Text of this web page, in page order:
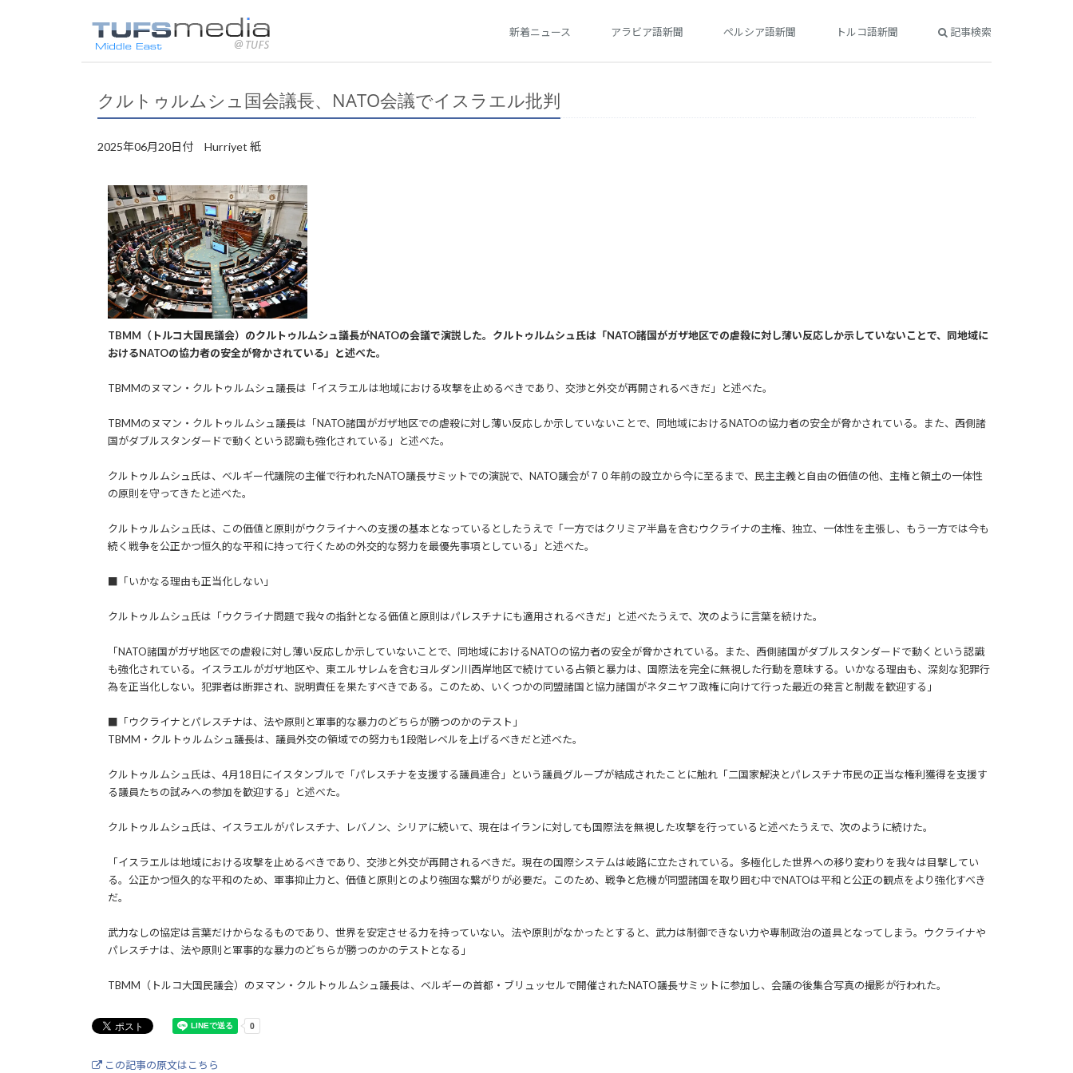
新着ニュース アラビア語新聞 ペルシア語新聞 トルコ語新聞 記事検索
クルトゥルムシュ国会議長、NATO会議でイスラエル批判
2025年06月20日付 Hurriyet 紙
TBMM（トルコ大国民議会）のクルトゥルムシュ議長がNATOの会議で演説した。クルトゥルムシュ氏は「NATO諸国がガザ地区での虐殺に対し薄い反応しか示していないことで、同地域に
おけるNATOの協力者の安全が脅かされている」と述べた。
TBMMのヌマン・クルトゥルムシュ議長は「イスラエルは地域における攻撃を止めるべきであり、交渉と外交が再開されるべきだ」と述べた。
TBMMのヌマン・クルトゥルムシュ議長は「NATO諸国がガザ地区での虐殺に対し薄い反応しか示していないことで、同地域におけるNATOの協力者の安全が脅かされている。また、西側諸
国がダブルスタンダードで動くという認識も強化されている」と述べた。
クルトゥルムシュ氏は、ベルギー代議院の主催で行われたNATO議長サミットでの演説で、NATO議会が７０年前の設立から今に至るまで、民主主義と自由の価値の他、主権と領土の一体性
の原則を守ってきたと述べた。
クルトゥルムシュ氏は、この価値と原則がウクライナへの支援の基本となっているとしたうえで「一方ではクリミア半島を含むウクライナの主権、独立、一体性を主張し、もう一方では今も
続く戦争を公正かつ恒久的な平和に持って行くための外交的な努力を最優先事項としている」と述べた。
■「いかなる理由も正当化しない」
クルトゥルムシュ氏は「ウクライナ問題で我々の指針となる価値と原則はパレスチナにも適用されるべきだ」と述べたうえで、次のように言葉を続けた。
「NATO諸国がガザ地区での虐殺に対し薄い反応しか示していないことで、同地域におけるNATOの協力者の安全が脅かされている。また、西側諸国がダブルスタンダードで動くという認識
も強化されている。イスラエルがガザ地区や、東エルサレムを含むヨルダン川西岸地区で続けている占領と暴力は、国際法を完全に無視した行動を意味する。いかなる理由も、深刻な犯罪行
為を正当化しない。犯罪者は断罪され、説明責任を果たすべきである。このため、いくつかの同盟諸国と協力諸国がネタニヤフ政権に向けて行った最近の発言と制裁を歓迎する」
■「ウクライナとパレスチナは、法や原則と軍事的な暴力のどちらが勝つのかのテスト」
TBMM・クルトゥルムシュ議長は、議員外交の領域での努力も1段階レベルを上げるべきだと述べた。
クルトゥルムシュ氏は、4月18日にイスタンブルで「パレスチナを支援する議員連合」という議員グループが結成されたことに触れ「二国家解決とパレスチナ市民の正当な権利獲得を支援す
る議員たちの試みへの参加を歓迎する」と述べた。
クルトゥルムシュ氏は、イスラエルがパレスチナ、レバノン、シリアに続いて、現在はイランに対しても国際法を無視した攻撃を行っていると述べたうえで、次のように続けた。
「イスラエルは地域における攻撃を止めるべきであり、交渉と外交が再開されるべきだ。現在の国際システムは岐路に立たされている。多極化した世界への移り変わりを我々は目撃してい
る。公正かつ恒久的な平和のため、軍事抑止力と、価値と原則とのより強固な繋がりが必要だ。このため、戦争と危機が同盟諸国を取り囲む中でNATOは平和と公正の観点をより強化すべき
だ。
武力なしの協定は言葉だけからなるものであり、世界を安定させる力を持っていない。法や原則がなかったとすると、武力は制御できない力や専制政治の道具となってしまう。ウクライナや
パレスチナは、法や原則と軍事的な暴力のどちらが勝つのかのテストとなる」
TBMM（トルコ大国民議会）のヌマン・クルトゥルムシュ議長は、ベルギーの首都・ブリュッセルで開催されたNATO議長サミットに参加し、会議の後集合写真の撮影が行われた。
この記事の原文はこちら